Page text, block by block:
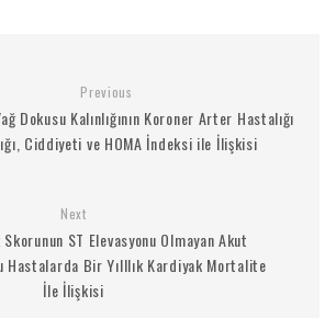
Previous
Dokusu Kalınlığının Koroner Arter Hastalığı
Ciddiyeti ve HOMA İndeksi ile İlişkisi
Next
ST Elevasyonu Olmayan Akut
Hastalarda Bir Yılllık Kardiyak Mortalite
İle İlişkisi